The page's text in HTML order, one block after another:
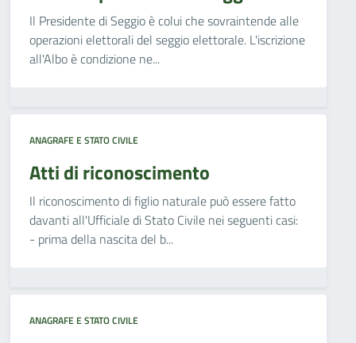
Il Presidente di Seggio è colui che sovraintende alle
operazioni elettorali del seggio elettorale. L'iscrizione
all'Albo è condizione ne...
ANAGRAFE E STATO CIVILE
Atti di riconoscimento
Il riconoscimento di figlio naturale può essere fatto
davanti all'Ufficiale di Stato Civile nei seguenti casi:
- prima della nascita del b...
ANAGRAFE E STATO CIVILE